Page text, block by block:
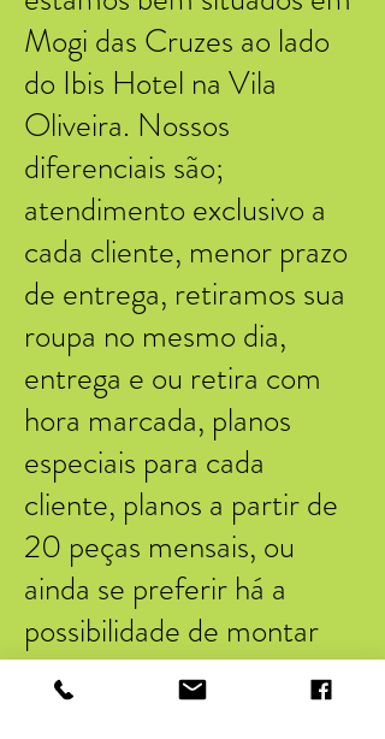
Mogi das Cruzes ao lado
do Ibis Hotel na Vila
Oliveira. Nossos
diferenciais são;
atendimento exclusivo a
cada cliente, menor prazo
de entrega, retiramos sua
roupa no mesmo dia,
entrega e ou retira com
hora marcada, planos
especiais para cada
cliente, planos a partir de
20 peças mensais, ou
ainda se preferir há a
possibilidade de montar
um pacote exclusivo do
seu jeito. Cobrimos oferta